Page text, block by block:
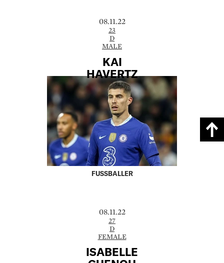
08.11.22
23
D
MALE
KAI
HAVERTZ
FUSSBALLER
08.11.22
27
D
FEMALE
ISABELLE